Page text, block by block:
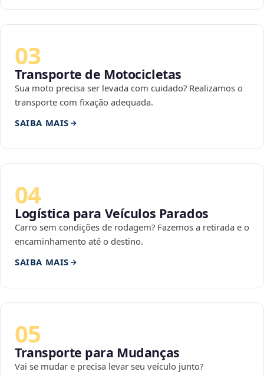
03
Transporte de Motocicletas
Sua moto precisa ser levada com cuidado? Realizamos o
transporte com fixação adequada.
SAIBA MAIS
04
Logística para Veículos Parados
Carro sem condições de rodagem? Fazemos a retirada e o
encaminhamento até o destino.
SAIBA MAIS
05
Transporte para Mudanças
Vai se mudar e precisa levar seu veículo junto?